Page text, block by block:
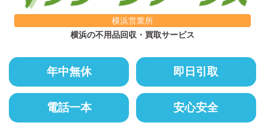
横浜営業所
横浜の不用品回収・買取サービス
年中無休 即日引取
電話一本 安心安全